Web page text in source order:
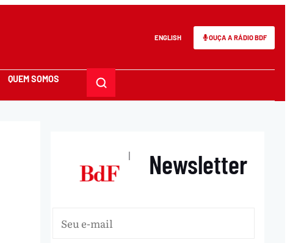
ENGLISH OUÇA A RÁDIO BDF
QUEM SOMOS
| Newsletter